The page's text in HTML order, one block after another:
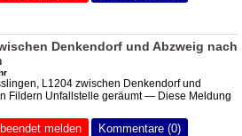
Denkendorf und Abzweig nach
L1204 zwischen Denkendorf und
Fildern Unfallstelle geräumt — Diese Meldung
melden Kommentare (0)